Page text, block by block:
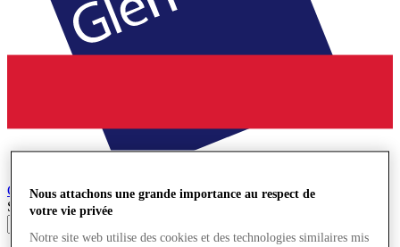
Cheshire OaksVillage de Marques
Search input
Nous attachons une grande importance au respect de
votre vie privée
Notre site web utilise des cookies et des technologies similaires mis